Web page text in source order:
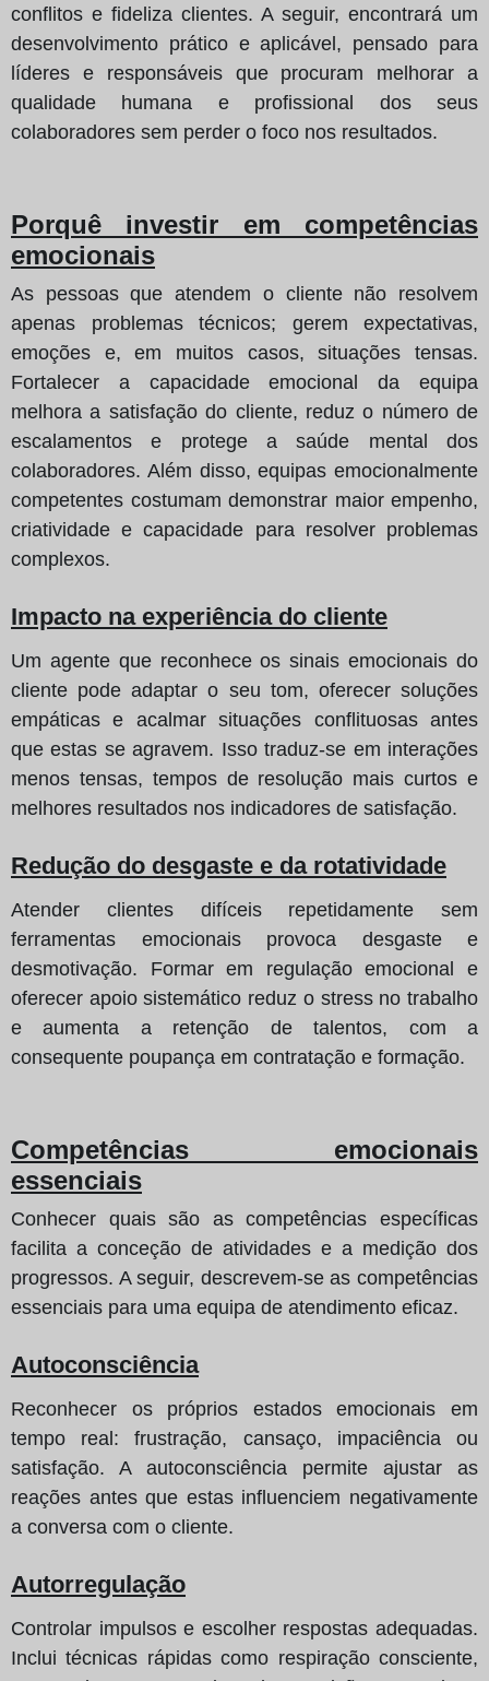
conflitos e fideliza clientes. A seguir, encontrará um
desenvolvimento prático e aplicável, pensado para
líderes e responsáveis que procuram melhorar a
qualidade humana e profissional dos seus
colaboradores sem perder o foco nos resultados.
Porquê investir em competências
emocionais
As pessoas que atendem o cliente não resolvem
apenas problemas técnicos; gerem expectativas,
emoções e, em muitos casos, situações tensas.
Fortalecer a capacidade emocional da equipa
melhora a satisfação do cliente, reduz o número de
escalamentos e protege a saúde mental dos
colaboradores. Além disso, equipas emocionalmente
competentes costumam demonstrar maior empenho,
criatividade e capacidade para resolver problemas
complexos.
Impacto na experiência do cliente
Um agente que reconhece os sinais emocionais do
cliente pode adaptar o seu tom, oferecer soluções
empáticas e acalmar situações conflituosas antes
que estas se agravem. Isso traduz-se em interações
menos tensas, tempos de resolução mais curtos e
melhores resultados nos indicadores de satisfação.
Redução do desgaste e da rotatividade
Atender clientes difíceis repetidamente sem
ferramentas emocionais provoca desgaste e
desmotivação. Formar em regulação emocional e
oferecer apoio sistemático reduz o stress no trabalho
e aumenta a retenção de talentos, com a
consequente poupança em contratação e formação.
Competências emocionais
essenciais
Conhecer quais são as competências específicas
facilita a conceção de atividades e a medição dos
progressos. A seguir, descrevem-se as competências
essenciais para uma equipa de atendimento eficaz.
Autoconsciência
Reconhecer os próprios estados emocionais em
tempo real: frustração, cansaço, impaciência ou
satisfação. A autoconsciência permite ajustar as
reações antes que estas influenciem negativamente
a conversa com o cliente.
Autorregulação
Controlar impulsos e escolher respostas adequadas.
Inclui técnicas rápidas como respiração consciente,